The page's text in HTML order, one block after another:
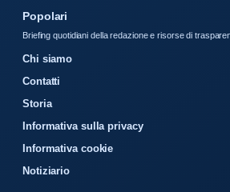
Popolari
Briefing quotidiani della redazione e risorse di
Chi siamo
Contatti
Storia
Informativa sulla privacy
Informativa cookie
Notiziario